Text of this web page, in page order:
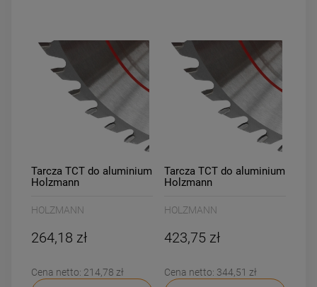
Tarcza TCT do aluminium
Holzmann
HOLZMANN
264,18 zł
Cena netto: 214,78 zł
Tarcza TCT do aluminium
Holzmann
HOLZMANN
423,75 zł
Cena netto: 344,51 zł